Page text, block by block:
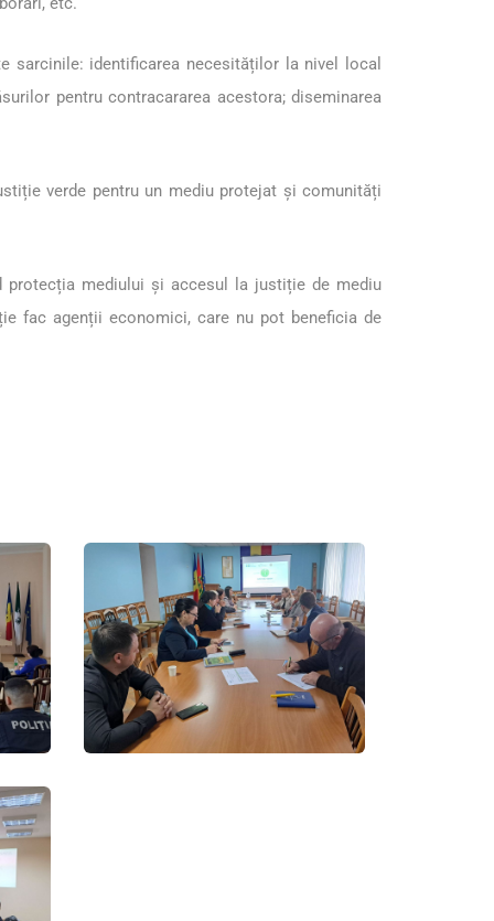
sarcinile: identificarea necesităților la nivel local
pentru contracararea acestora; diseminarea
verde pentru un mediu protejat și comunități
protecția mediului și accesul la justiție de mediu
fac agenții economici, care nu pot beneficia de